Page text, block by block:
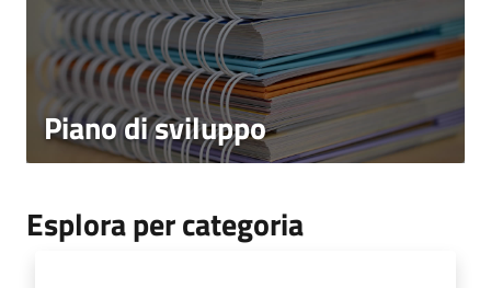
Piano di sviluppo
Esplora per categoria